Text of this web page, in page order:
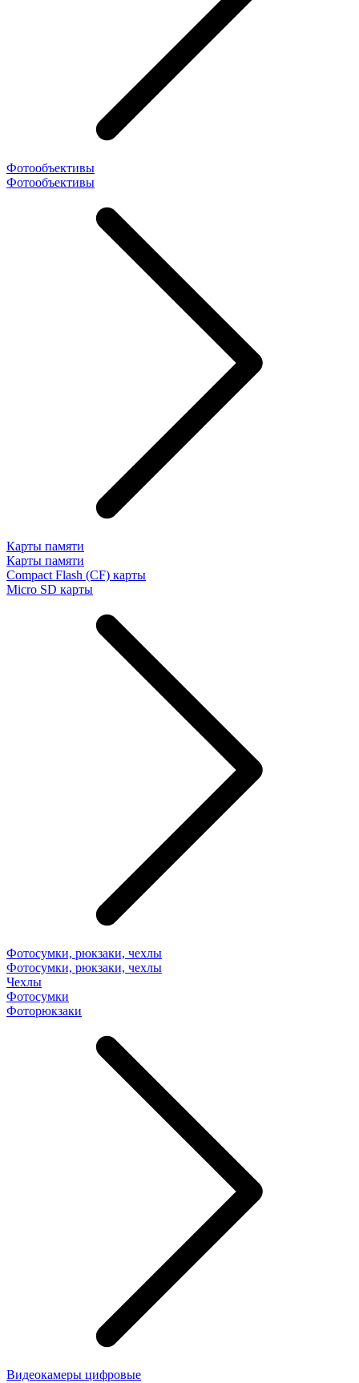
Фотообъективы
Фотообъективы
Карты памяти
Карты памяти
Compact Flash (CF) карты
Micro SD карты
Фотосумки, рюкзаки, чехлы
Фотосумки, рюкзаки, чехлы
Чехлы
Фотосумки
Фоторюкзаки
Видеокамеры цифровые